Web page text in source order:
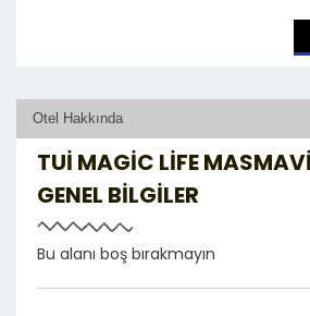
Otel Hakkında
TUI MAGIC LIFE
GENEL BILGILER
Bu alanı boş bırakmayın